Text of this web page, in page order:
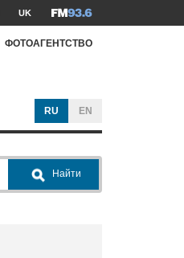
UK
ФОТОАГЕНТСТВО
RU EN
Найти